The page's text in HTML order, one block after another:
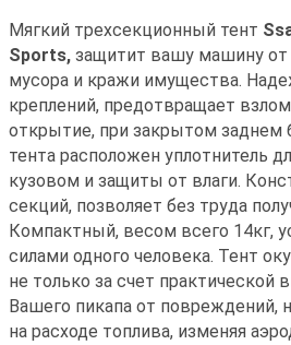
Мягкий трехсекционный тент
Sports, защитит вашу машину от
мусора и кражи имущества.
креплений, предотвращает
открытие, при закрытом заднем
тента расположен уплотнитель
кузовом и защиты от влаги.
секций, позволяет без труда
Компактный, весом всего 14кг,
силами одного человека. Тент
не только за счет практической
Вашего пикапа от повреждений,
на расходе топлива, изменяя